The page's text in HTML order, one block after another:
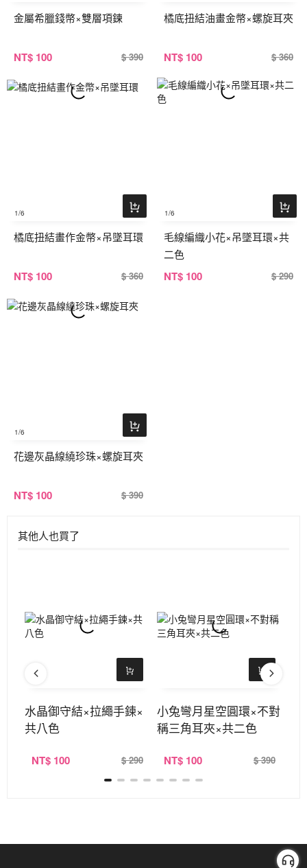
金屬希臘錢幣×雙層項鍊
NT$ 100 $ 390
橘底扭結油畫金幣×螺旋耳夾
NT$ 100 $ 360
1/6
橘底扭結畫作金幣×吊墜耳環
NT$ 100 $ 360
1/6
毛線編織小花×吊墜耳環×共
二色
NT$ 100 $ 290
1/6
花邊灰晶線繞珍珠×螺旋耳夾
NT$ 100 $ 390
其他人也買了
水晶御守結×拉繩手鍊×
共八色
NT$ 100 $ 290
小兔彎月星空圓環×不對
稱三角耳夾×共二色
NT$ 100 $ 390